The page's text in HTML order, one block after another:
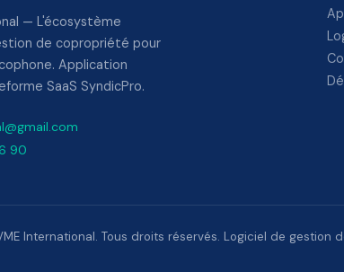
— L'écosystème
de copropriété pour
Application
SaaS SyndicPro.
90
International. Tous droits réservés. Logiciel de gestion